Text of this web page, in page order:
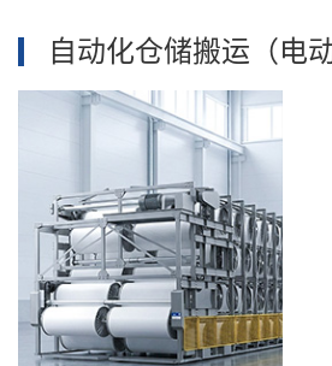
自动化仓储搬运（电